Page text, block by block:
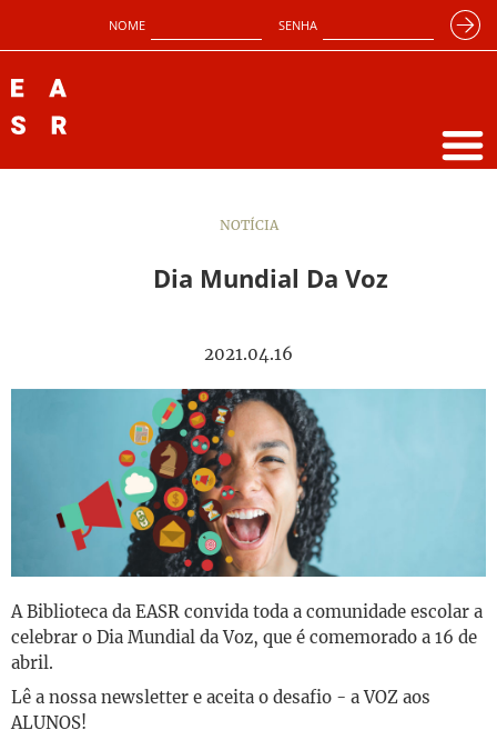
NOME SENHA
NOTÍCIA
Dia Mundial Da Voz
2021.04.16
A Biblioteca da EASR convida toda a comunidade escolar a
celebrar o Dia Mundial da Voz, que é comemorado a 16 de
abril.
Lê a nossa newsletter e aceita o desafio - a VOZ aos
ALUNOS!